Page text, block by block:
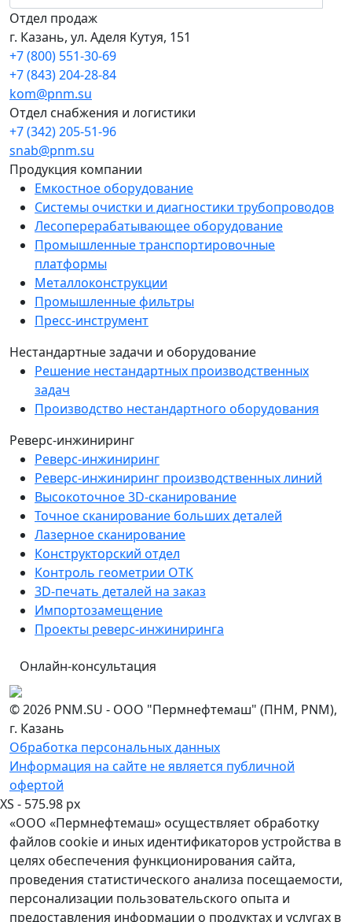
Отдел продаж
г. Казань, ул. Аделя Кутуя, 151
+7 (800) 551-30-69
+7 (843) 204-28-84
kom@pnm.su
Отдел снабжения и логистики
+7 (342) 205-51-96
snab@pnm.su
Продукция компании
Емкостное оборудование
Системы очистки и диагностики трубопроводов
Лесоперерабатывающее оборудование
Промышленные транспортировочные
платформы
Металлоконструкции
Промышленные фильтры
Пресс-инструмент
Нестандартные задачи и оборудование
Решение нестандартных производственных
задач
Производство нестандартного оборудования
Реверс-инжиниринг
Реверс-инжиниринг
Реверс-инжиниринг производственных линий
Высокоточное 3D-сканирование
Точное сканирование больших деталей
Лазерное сканирование
Конструкторский отдел
Контроль геометрии ОТК
3D-печать деталей на заказ
Импортозамещение
Проекты реверс-инжиниринга
© 2026 PNM.SU - ООО "Пермнефтемаш" (ПНМ, PNM),
г. Казань
Обработка персональных данных
Информация на сайте не является публичной
офертой
Онлайн-консультация
XS - 575.98 px
«ООО «Пермнефтемаш» осуществляет обработку
файлов cookie и иных идентификаторов устройства в
целях обеспечения функционирования сайта,
проведения статистического анализа посещаемости,
персонализации пользовательского опыта и
предоставления информации о продуктах и услугах в